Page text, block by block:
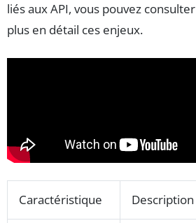
liés aux API, vous pouvez consulter
plus en détail ces enjeux.
Caractéristique Description